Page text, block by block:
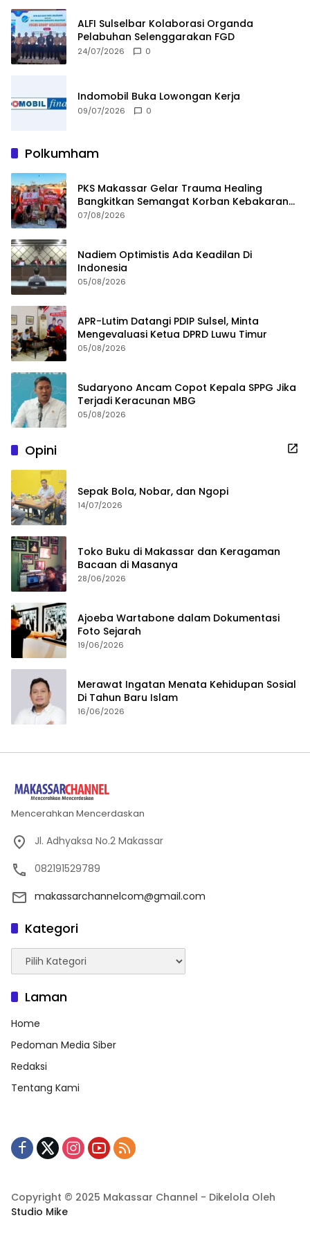
ALFI Sulselbar Kolaborasi Organda
Pelabuhan Selenggarakan FGD
24/07/2026 0
Indomobil Buka Lowongan Kerja
09/07/2026 0
Polkumham
PKS Makassar Gelar Trauma Healing
Bangkitkan Semangat Korban Kebakaran
Tallo
07/08/2026
Nadiem Optimistis Ada Keadilan Di
Indonesia
05/08/2026
APR-Lutim Datangi PDIP Sulsel, Minta
Mengevaluasi Ketua DPRD Luwu Timur
05/08/2026
Sudaryono Ancam Copot Kepala SPPG Jika
Terjadi Keracunan MBG
05/08/2026
Opini
Sepak Bola, Nobar, dan Ngopi
14/07/2026
Toko Buku di Makassar dan Keragaman
Bacaan di Masanya
28/06/2026
Ajoeba Wartabone dalam Dokumentasi
Foto Sejarah
19/06/2026
Merawat Ingatan Menata Kehidupan Sosial
Di Tahun Baru Islam
16/06/2026
Mencerahkan Mencerdaskan
Jl. Adhyaksa No.2 Makassar
082191529789
makassarchannelcom@gmail.com
Kategori
Kategori
Laman
Home
Pedoman Media Siber
Redaksi
Tentang Kami
Copyright © 2025 Makassar Channel - Dikelola Oleh
Studio Mike